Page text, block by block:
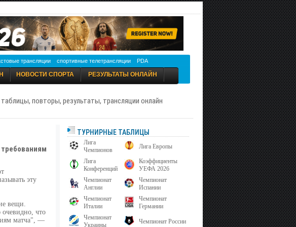
трансляции спортивные телетрансляции PDA
НОВОСТИ СПОРТА РЕЗУЛЬТАТЫ ОНЛАЙН
повторы, результаты, трансляции онлайн
эту
вещи.
что
матча", —
ТУРНИРНЫЕ ТАБЛИЦЫ
Лига
Чемпионов
Лига Европы
Лига
Конференций
Коэффициенты
УЕФА 2026
Чемпионат
Англии
Чемпионат
Испании
Чемпионат
Италии
Чемпионат
Германии
Чемпионат
Украины
Чемпионат России